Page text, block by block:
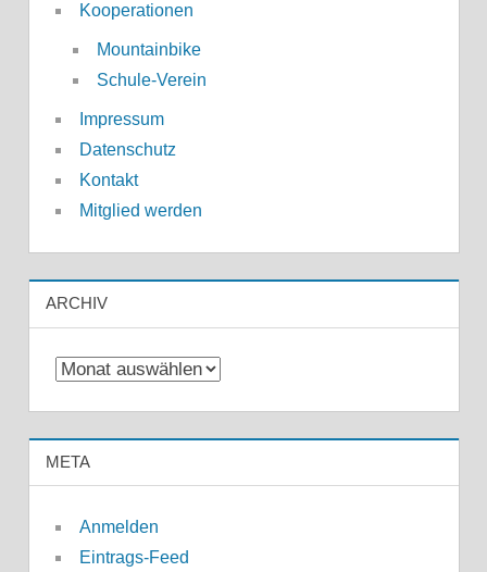
Kooperationen
Mountainbike
Schule-Verein
Impressum
Datenschutz
Kontakt
Mitglied werden
ARCHIV
Archiv
META
Anmelden
Eintrags-Feed